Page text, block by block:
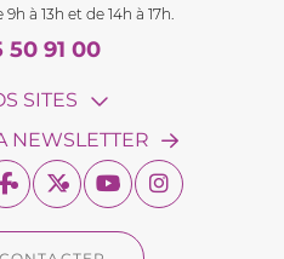
à 13h et de 14h à 17h.
50 91 00
SITES
NEWSLETTER